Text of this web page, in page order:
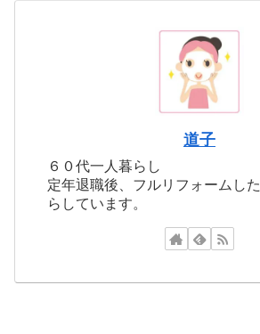
道子
６０代一人暮らし
定年退職後、フルリフォームし
らしています。